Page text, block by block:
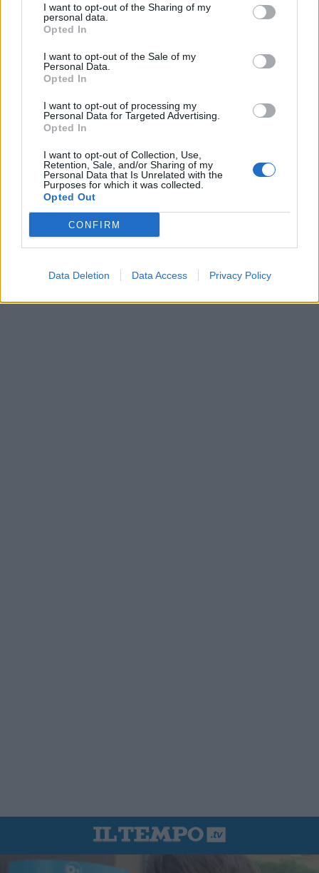
I want to opt-out of the Sharing of my
personal data.
Opted In
I want to opt-out of the Sale of my
Personal Data.
Opted In
I want to opt-out of processing my
Personal Data for Targeted Advertising.
Opted In
I want to opt-out of Collection, Use,
Retention, Sale, and/or Sharing of my
Personal Data that Is Unrelated with the
Purposes for which it was collected.
Opted Out
CONFIRM
Data Deletion Data Access Privacy Policy
In evidenza